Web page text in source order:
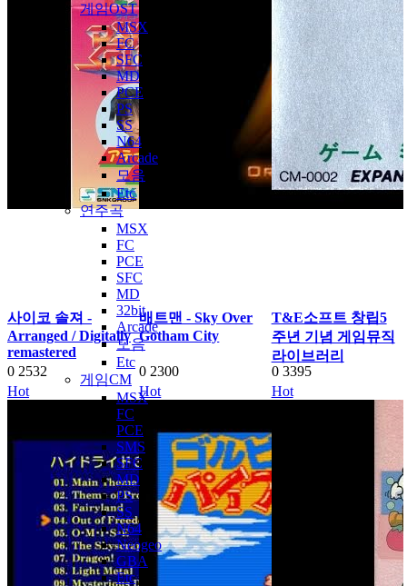
게임OST
MSX
FC
SFC
MD
PCE
PS
SS
N64
Arcade
모음
Etc
연주곡
MSX
FC
PCE
SFC
MD
32bit
Arcade
모음
Etc
게임CM
MSX
FC
PCE
SMS
SFC
MD
PS
SS
N64
Neogeo
GBA
Etc
사이코 솔져 -
Arranged / Digitally
remastered
0 2532
배트맨 - Sky Over
Gotham City
0 2300
T&E소프트 창립5
주년 기념 게임뮤직
라이브러리
0 3395
Hot
Hot Hot